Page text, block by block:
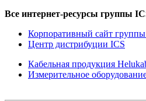
Все интернет-ресурсы группы
Корпоративный сайт
Центр дистрибуции ICS
Кабельная продукция
Измерительное